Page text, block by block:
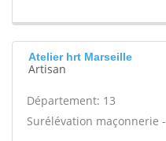
Atelier hrt Marseille
Artisan
Département: 13
Surélévation maçonnerie -